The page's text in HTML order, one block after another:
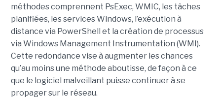
méthodes comprennent PsExec, WMIC, les tâches
planifiées, les services Windows, l’exécution à
distance via PowerShell et la création de processus
via Windows Management Instrumentation (WMI).
Cette redondance vise à augmenter les chances
qu’au moins une méthode aboutisse, de façon à ce
que le logiciel malveillant puisse continuer à se
propager sur le réseau.